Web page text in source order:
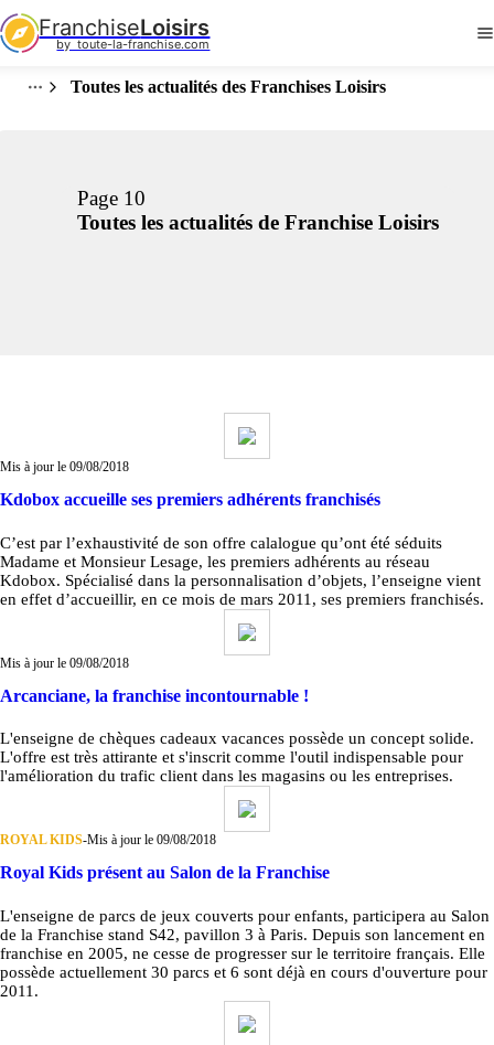
FranchiseLoisirs
by  toute-la-franchise.com
Toutes les actualités des Franchises Loisirs
Page 10
Toutes les actualités de Franchise Loisirs
Mis à jour le 09/08/2018
Kdobox accueille ses premiers adhérents franchisés
C’est par l’exhaustivité de son offre calalogue qu’ont été séduits
Madame et Monsieur Lesage, les premiers adhérents au réseau
Kdobox. Spécialisé dans la personnalisation d’objets, l’enseigne vient
en effet d’accueillir, en ce mois de mars 2011, ses premiers franchisés.
Mis à jour le 09/08/2018
Arcanciane, la franchise incontournable !
L'enseigne de chèques cadeaux vacances possède un concept solide.
L'offre est très attirante et s'inscrit comme l'outil indispensable pour
l'amélioration du trafic client dans les magasins ou les entreprises.
ROYAL KIDS-Mis à jour le 09/08/2018
Royal Kids présent au Salon de la Franchise
L'enseigne de parcs de jeux couverts pour enfants, participera au Salon
de la Franchise stand S42, pavillon 3 à Paris. Depuis son lancement en
franchise en 2005, ne cesse de progresser sur le territoire français. Elle
possède actuellement 30 parcs et 6 sont déjà en cours d'ouverture pour
2011.